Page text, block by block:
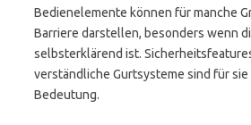
Bedienelemente können für manche
Barriere darstellen, besonders wenn
selbsterklärend ist.
verständliche Gurtsysteme sind für
Bedeutung.